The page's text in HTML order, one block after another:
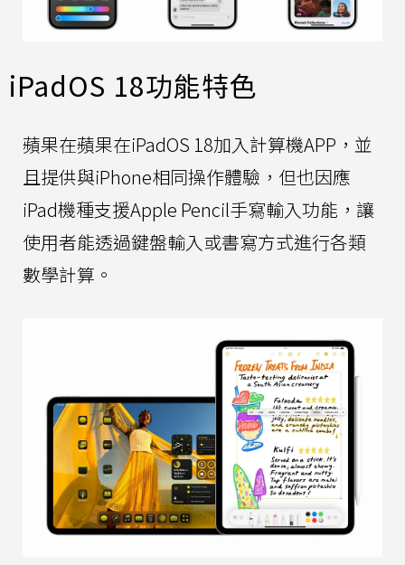
iPadOS 18功能特色
蘋果在蘋果在iPadOS 18加入計算機APP，並
且提供與iPhone相同操作體驗，但也因應
iPad機種支援Apple Pencil手寫輸入功能，讓
使用者能透過鍵盤輸入或書寫方式進行各類
數學計算。